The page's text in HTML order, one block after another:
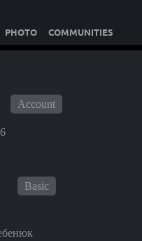
PHOTO COMMUNITIES
Account
Basic